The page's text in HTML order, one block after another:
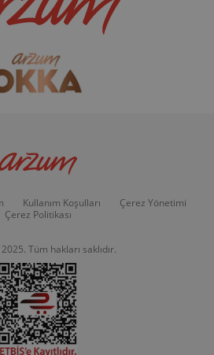
Kullanım Koşulları
Çerez Yönetimi
Çerez Politikası
Tüm hakları saklıdır.